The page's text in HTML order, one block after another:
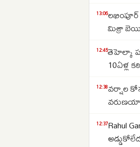
13:06
మిశ్రా
12:45తెహెల్కా
10ఏళ్ల
12:38వర్షాల
12:37Rahul